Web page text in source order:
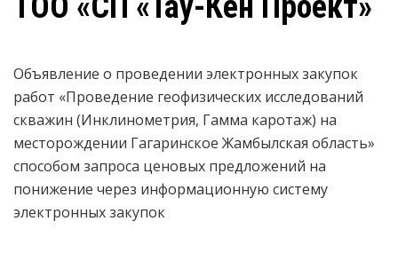
Объявление о проведении электронных закупок
работ «Проведение геофизических исследований
скважин (Инклинометрия, Гамма каротаж) на
месторождении Гагаринское Жамбылская область»
способом запроса ценовых предложений на
понижение через информационную систему
электронных закупок